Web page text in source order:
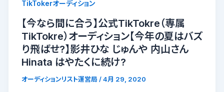
TikTokerオーディション
【今なら間に合う】公式TikTokre（専属
TikTokre）オーディション【今年の夏はバズ
り飛ばせ?】影井ひな じゅんや 内山さん
Hinata はやたくに続け?
オーディションリスト運営局 /4月 29, 2020